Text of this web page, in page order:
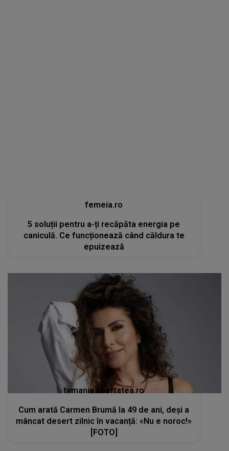
femeia.ro
5 soluții pentru a-ți recăpăta energia pe
caniculă. Ce funcționează când căldura te
epuizează
tvmania.libertatea.ro
Cum arată Carmen Brumă la 49 de ani, deși a
mâncat desert zilnic în vacanță: «Nu e noroc!»
[FOTO]